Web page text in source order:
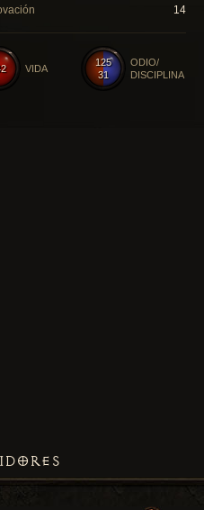
14
125
31
ODIO/
DISCIPLINA
VIDA